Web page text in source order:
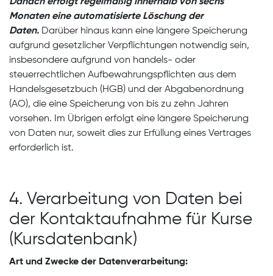
Monaten eine automatisierte Löschung der
Daten. Darüber hinaus kann eine längere Speicherung
aufgrund gesetzlicher Verpflichtungen notwendig sein,
insbesondere aufgrund von handels- oder
steuerrechtlichen Aufbewahrungspflichten aus dem
Handelsgesetzbuch (HGB) und der Abgabenordnung
(AO), die eine Speicherung von bis zu zehn Jahren
vorsehen. Im Übrigen erfolgt eine längere Speicherung
von Daten nur, soweit dies zur Erfüllung eines Vertrages
erforderlich ist.
4. Verarbeitung von Daten bei
der Kontaktaufnahme für Kurse
(Kursdatenbank)
Art und Zwecke der Datenverarbeitung: